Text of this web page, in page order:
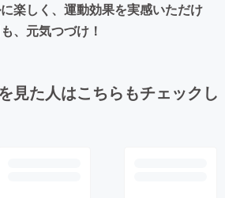
楽しく、運動効果を実感いただけ
、元気つづけ！
見た人はこちらもチェックし